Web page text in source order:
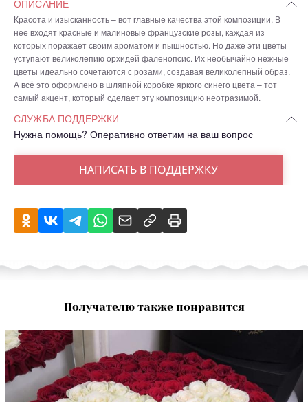
ОПИСАНИЕ
Красота и изысканность – вот главные качества этой композиции. В
нее входят красные и малиновые французские розы, каждая из
которых поражает своим ароматом и пышностью. Но даже эти цветы
уступают великолепию орхидей фаленопсис. Их необычайно нежные
цветы идеально сочетаются с розами, создавая великолепный образ.
А всё это оформлено в шляпной коробке яркого синего цвета – тот
самый акцент, который сделает эту композицию неотразимой.
СЛУЖБА ПОДДЕРЖКИ
Нужна помощь? Оперативно ответим на ваш вопрос
НАПИСАТЬ В ПОДДЕРЖКУ
Получателю также понравится